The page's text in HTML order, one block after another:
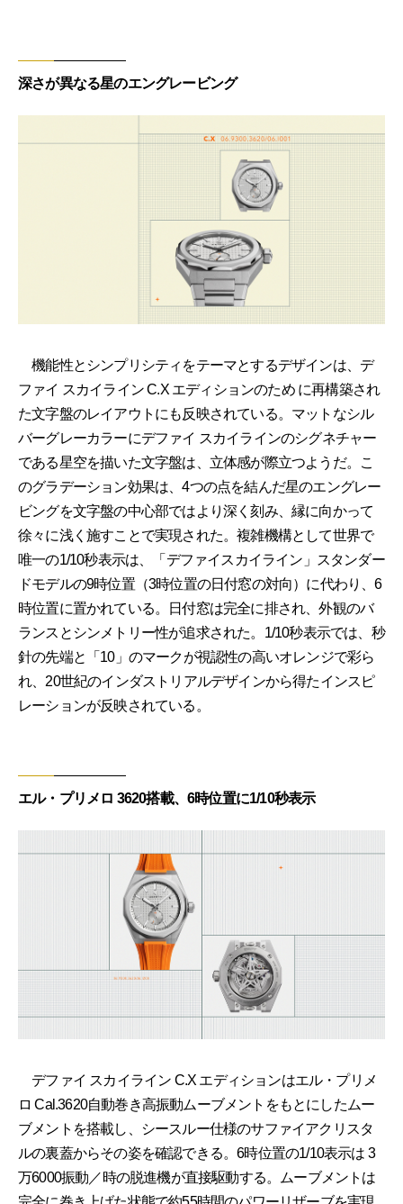
深さが異なる星のエングレービング
機能性とシンプリシティをテーマとするデザインは、デ
ファイ スカイライン C.X エディションのため に再構築され
た文字盤のレイアウトにも反映されている。マットなシル
バーグレーカラーにデファイ スカイラインのシグネチャー
である星空を描いた文字盤は、立体感が際立つようだ。こ
のグラデーション効果は、4つの点を結んだ星のエングレー
ビングを文字盤の中心部ではより深く刻み、縁に向かって
徐々に浅く施すことで実現された。複雑機構として世界で
唯一の1/10秒表示は、「デファイスカイライン」スタンダー
ドモデルの9時位置（3時位置の日付窓の対向）に代わり、6
時位置に置かれている。日付窓は完全に排され、外観のバ
ランスとシンメトリー性が追求された。1/10秒表示では、秒
針の先端と「10」のマークが視認性の高いオレンジで彩ら
れ、20世紀のインダストリアルデザインから得たインスピ
レーションが反映されている。
エル・プリメロ 3620搭載、6時位置に1/10秒表示
デファイ スカイライン C.X エディションはエル・プリメ
ロ Cal.3620自動巻き高振動ムーブメントをもとにしたムー
ブメントを搭載し、シースルー仕様のサファイアクリスタ
ルの裏蓋からその姿を確認できる。6時位置の1/10表示は 3
万6000振動／時の脱進機が直接駆動する。ムーブメントは